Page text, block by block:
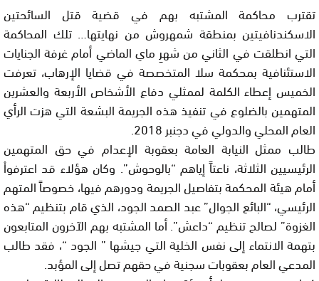
تقترب محاكمة المشتبه بهم في قضية قتل السائحتين
الاسكندنافيتين بمنطقة شمهروش من نهايتها… تلك المحاكمة
التي انطلقت في الثاني من شهرِ ماي الماضي أمام غرفة الجنايات
الاستئنافية بمحكمة سلا المتخصصة في قضايا الإرهاب، تعرفت
الخميس إعطاء الكلمة لممثلي دفاع الأشخاص الأربعة والعشرين
المتهمين بالضلوع في تنفيذ هذه الجريمة البشعة التي هزت الرأي
العام المحلي والدولي في دجنبر 2018.
طالب ممثل النيابة العامة بعقوبة الإعدام في حق المتهمين
الرئيسيين الثلاثة، ناعتاً إياهم “بالوحوش”. وكان هؤلاء قد اعترفواْ
أمام هيئة المحكمة بتفاصيل الجريمة ودورهم فيها، خصوصاً المتهم
الرئيسي، “البائع الجوال” عبد الصمد الجود، الذي قام بتنظيم “هذه
الغزوة” لصالح تنظيم “داعش”. أما المشتبه بهم الآخرون المتابعون
بتهمة الانتماء إلى نفس الخلية التي جيشها ” الجود “، فقد طالب
المدعي العام بعقوبات سجنية في حقهم تصل إلى المؤبد.